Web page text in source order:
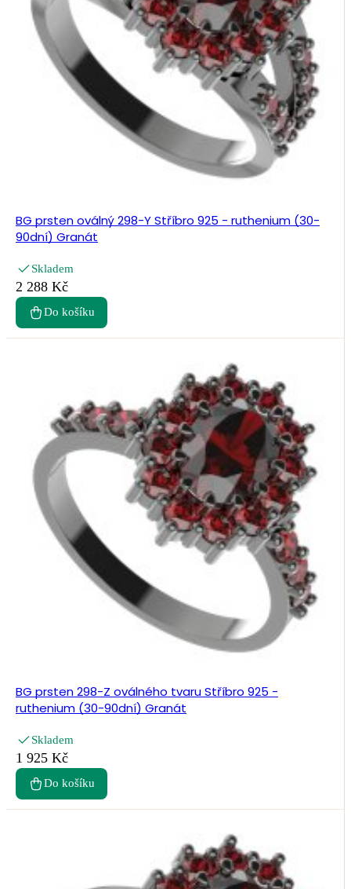
BG prsten oválný 298-Y Stříbro 925 - ruthenium (30-
90dní) Granát
Skladem
2 288 Kč
Do košíku
BG prsten 298-Z oválného tvaru Stříbro 925 -
ruthenium (30-90dní) Granát
Skladem
1 925 Kč
Do košíku